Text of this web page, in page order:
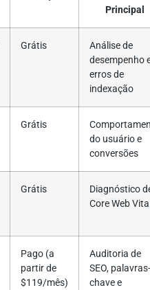
Principal
Grátis
Análise de
desempenho
erros de
indexação
Grátis
do usuário e
conversões
Grátis
Diagnóstico
Core Web
Pago (a
partir de
$119/mês)
Auditoria de
SEO, palavras-
chave e